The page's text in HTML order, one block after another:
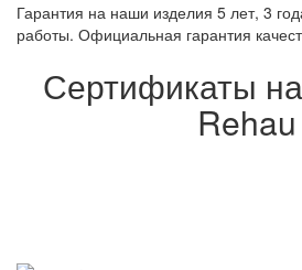
Гарантия на наши изделия 5 лет, 3
работы. Официальная гарантия
Сертификаты
Rehau